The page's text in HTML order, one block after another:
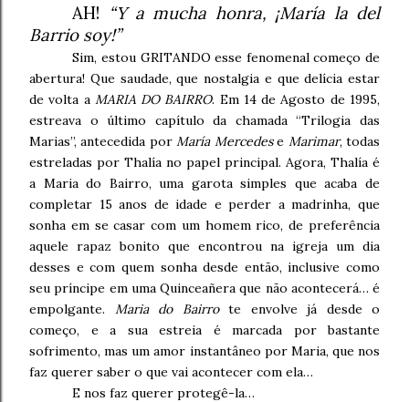
AH! “Y a mucha honra, ¡María la del
Barrio soy!”
Sim, estou GRITANDO esse fenomenal começo de
abertura! Que saudade, que nostalgia e que delícia estar
de volta a MARIA DO BAIRRO. Em 14 de Agosto de 1995,
estreava o último capítulo da chamada “Trilogia das
Marias”, antecedida por María Mercedese Marimar, todas
estreladas por Thalía no papel principal. Agora, Thalía é
a Maria do Bairro, uma garota simples que acaba de
completar 15 anos de idade e perder a madrinha, que
sonha em se casar com um homem rico, de preferência
aquele rapaz bonito que encontrou na igreja um dia
desses e com quem sonha desde então, inclusive como
seu príncipe em uma Quinceañera que não acontecerá… é
empolgante. Maria do Bairrote envolve já desde o
começo, e a sua estreia é marcada por bastante
sofrimento, mas um amor instantâneo por Maria, que nos
faz querer saber o que vai acontecer com ela…
E nos faz querer protegê-la…